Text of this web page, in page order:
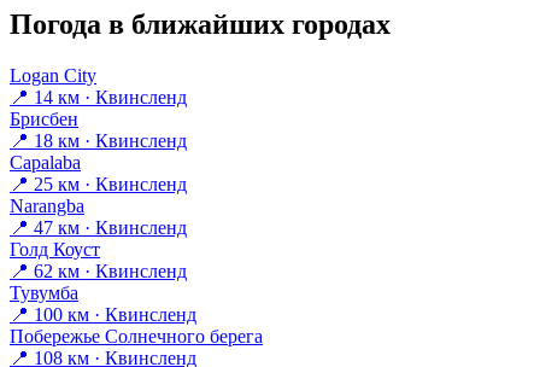
Погода в ближайших городах
Logan City
📍 14 км · Квинсленд
Брисбен
📍 18 км · Квинсленд
Capalaba
📍 25 км · Квинсленд
Narangba
📍 47 км · Квинсленд
Голд Коуст
📍 62 км · Квинсленд
Тувумба
📍 100 км · Квинсленд
Побережье Солнечного берега
📍 108 км · Квинсленд